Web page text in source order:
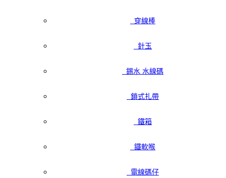
穿線棒
針玉
錫水 水線碼
鎖式扎帶
鐵箱
鐵軟喉
電線碼仔